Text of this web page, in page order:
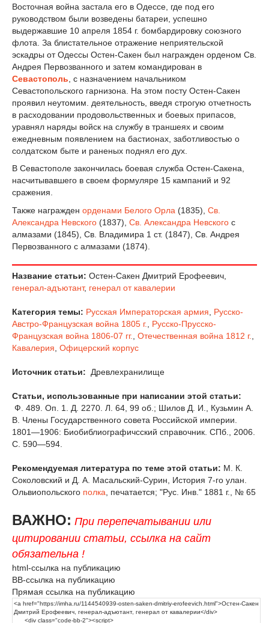
Восточная война застала его в Одессе, где под его
руководством были возведены батареи, успешно
выдержавшие 10 апреля 1854 г. бомбардировку союзного
флота. За блистательное отражение неприятельской
эскадры от Одессы Остен-Сакен был награжден орденом Св.
Андрея Первозванного и затем командирован в
Севастополь , с назначением начальником
Севастопольского гарнизона. На этом посту Остен-Сакен
проявил неутомим. деятельность, введя строгую отчетность
в расходовании продовольственных и боевых припасов,
уравнял наряды войск на службу в траншеях и своим
ежедневным появлением на бастионах, заботливостью о
солдатском быте и раненых поднял его дух.
В Севастополе закончилась боевая служба Остен-Сакена,
насчитывавшего в своем формуляре 15 кампаний и 92
сражения.
Также награжден орденами Белого Орла (1835), Св.
Александра Невского (1837), Св. Александра Невского с
алмазами (1845), Св. Владимира 1 ст. (1847), Св. Андрея
Первозванного с алмазами (1874).
Название статьи: Остен-Сакен Дмитрий Ерофеевич,
генерал-адъютант, генерал от кавалерии
Категория темы: Русская Императорская армия, Русско-
Австро-Французская война 1805 г., Русско-Прусско-
Французская война 1806-07 гг., Отечественная война 1812 г.,
Кавалерия, Офицерский корпус
Источник статьи: Древлехранилище
Статьи, использованные при написании этой статьи:
Ф. 489. Оп. 1. Д. 2270. Л. 64, 99 об.; Шилов Д. И., Кузьмин А.
В. Члены Государственного совета Российской империи.
1801—1906: Биобиблиографичсский справочник. СПб., 2006.
С. 590—594.
Рекомендуемая литература по теме этой статьи: М. К.
Соколовский и Д. А. Масальский-Сурин, История 7-го улан.
Ольвиопольского полка, печатается; "Рус. Инв." 1881 г., № 65
ВАЖНО: При перепечатывании или
цитировании статьи, ссылка на сайт
обязательна !
html-ссылка на публикацию
BB-ссылка на публикацию
Прямая ссылка на публикацию